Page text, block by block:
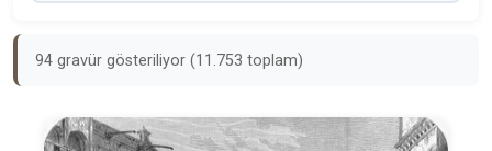
94 gravür gösteriliyor (11.753 toplam)